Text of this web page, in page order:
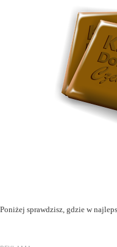
Poniżej sprawdzisz, gdzie w